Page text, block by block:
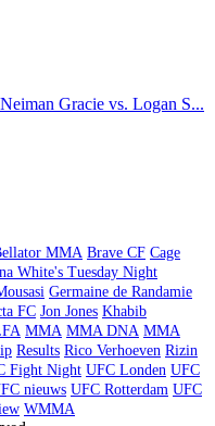
Gracie vs. Logan S...
MMA Brave CF Cage
White's Tuesday Night
Germaine de Randamie
FC Jon Jones Khabib
MMA MMA DNA MMA
Results Rico Verhoeven Rizin
Fight Night UFC Londen UFC
nieuws UFC Rotterdam UFC
WMMA